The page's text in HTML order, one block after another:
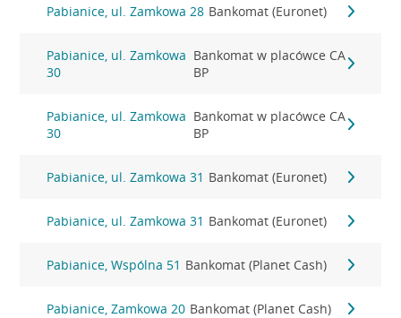
Pabianice, ul. Zamkowa 28 Bankomat (Euronet)
Pabianice, ul. Zamkowa
30
Bankomat w placówce CA
BP
Pabianice, ul. Zamkowa
30
Bankomat w placówce CA
BP
Pabianice, ul. Zamkowa 31 Bankomat (Euronet)
Pabianice, ul. Zamkowa 31 Bankomat (Euronet)
Pabianice, Wspólna 51 Bankomat (Planet Cash)
Pabianice, Zamkowa 20 Bankomat (Planet Cash)